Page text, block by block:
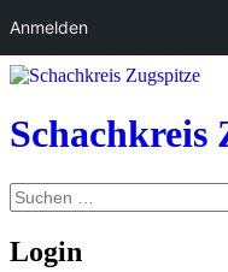
Anmelden
Zum
springen
Schachkreis
Suchen
Suchen
nach:
Login